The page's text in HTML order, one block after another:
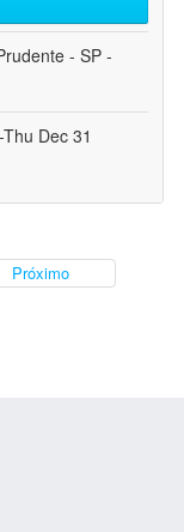
- SP -
Dec 31
Próximo